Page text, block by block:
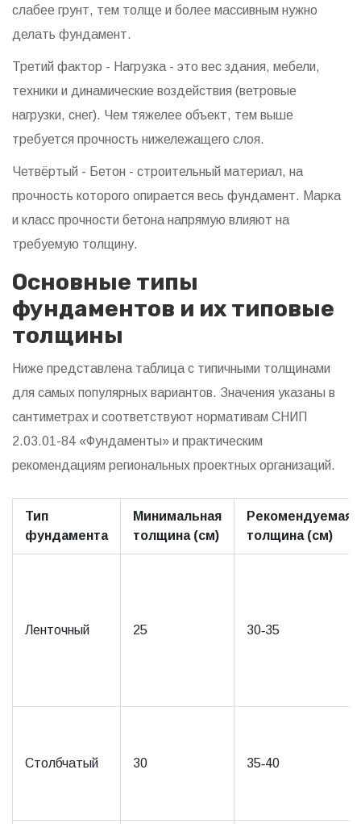
слабее грунт, тем толще и более массивным нужно
делать фундамент.
Третий фактор - Нагрузка - это вес здания, мебели,
техники и динамические воздействия (ветровые
нагрузки, снег). Чем тяжелее объект, тем выше
требуется прочность нижележащего слоя.
Четвёртый - Бетон - строительный материал, на
прочность которого опирается весь фундамент. Марка
и класс прочности бетона напрямую влияют на
требуемую толщину.
Основные типы
фундаментов и их типовые
толщины
Ниже представлена таблица с типичными толщинами
для самых популярных вариантов. Значения указаны в
сантиметрах и соответствуют нормативам СНИП
2.03.01-84 «Фундаменты» и практическим
рекомендациям региональных проектных организаций.
Тип
фундамента
Минимальная
толщина (см)
Рекомендуемая
толщина (см)
Ленточный 25 30‑35
Столбчатый 30 35‑40